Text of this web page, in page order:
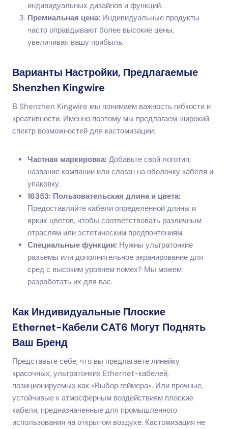
индивидуальных дизайнов и функций.
Премиальная цена: Индивидуальные продукты
часто оправдывают более высокие цены,
увеличивая вашу прибыль.
Варианты Настройки, Предлагаемые
Shenzhen Kingwire
В Shenzhen Kingwire мы понимаем важность гибкости и
креативности. Именно поэтому мы предлагаем широкий
спектр возможностей для кастомизации:
Частная маркировка: Добавьте свой логотип,
название компании или слоган на оболочку кабеля и
упаковку.
16353: Пользовательская длина и цвета:
Предоставляйте кабели определенной длины и
ярких цветов, чтобы соответствовать различным
отраслям или эстетическим предпочтениям.
Специальные функции: Нужны ультратонкие
разъемы или дополнительное экранирование для
сред с высоким уровнем помех? Мы можем
разработать их для вас.
Как Индивидуальные Плоские
Ethernet-Кабели CAT6 Могут Поднять
Ваш Бренд
Представьте себе, что вы предлагаете линейку
красочных, ультратонких Ethernet-кабелей,
позиционируемых как «Выбор геймера». Или прочные,
устойчивые к атмосферным воздействиям плоские
кабели, предназначенные для промышленного
использования на открытом воздухе. Кастомизация не